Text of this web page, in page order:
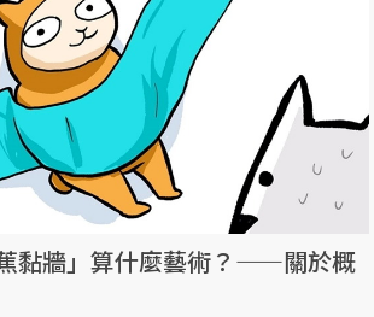
黏牆」算什麼藝術？——關於概